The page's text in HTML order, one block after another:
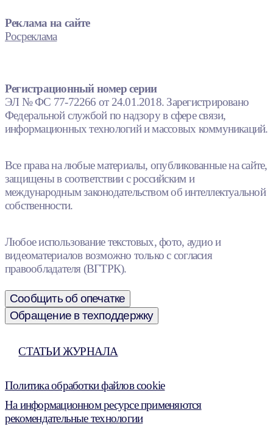
Реклама на сайте
Росреклама
Регистрационный номер серии
ЭЛ № ФС 77-72266 от 24.01.2018. Зарегистрировано
Федеральной службой по надзору в сфере связи,
информационных технологий и массовых коммуникаций.
Все права на любые материалы, опубликованные на сайте,
защищены в соответствии с российским и
международным законодательством об интеллектуальной
собственности.
Любое использование текстовых, фото, аудио и
видеоматериалов возможно только с согласия
правообладателя (ВГТРК).
Сообщить об опечатке
Обращение в техподдержку
СТАТЬИ ЖУРНАЛА
Политика обработки файлов cookie
На информационном ресурсе применяются
рекомендательные технологии